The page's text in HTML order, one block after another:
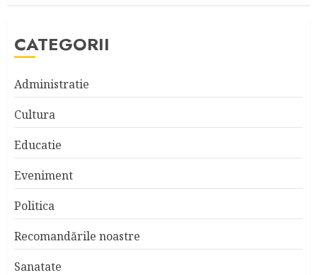
CATEGORII
Administratie
Cultura
Educatie
Eveniment
Politica
Recomandările noastre
Sanatate